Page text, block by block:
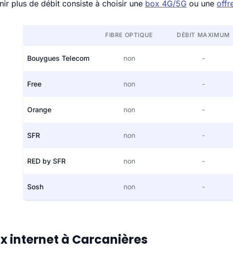
plus de débit consiste à choisir une box 4G/5G ou une
FIBRE OPTIQUE DÉBIT MAXIMUM
Bouygues Telecom non -
Free non -
Orange non -
SFR non -
RED by SFR non -
Sosh non -
internet à Carcanières